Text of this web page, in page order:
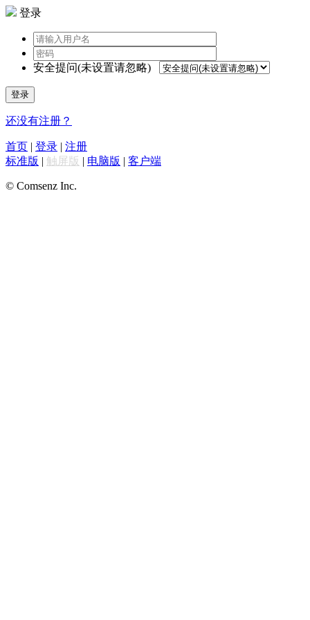
登录
安全提问(未设置请忽略)
登录
还没有注册？
首页 | 登录 | 注册
标准版 | 触屏版 | 电脑版 | 客户端
© Comsenz Inc.